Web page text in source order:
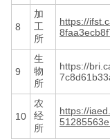
8
加
工
所
https://
9
生
物
所
https://
10
农
经
所
https://